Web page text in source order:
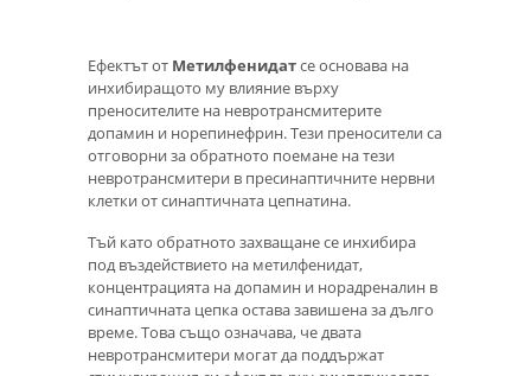
Ефектът от Метилфенидатсе основава на
инхибиращото му влияние върху
преносителите на невротрансмитерите
допамин и норепинефрин. Тези преносители са
отговорни за обратното поемане на тези
невротрансмитери в пресинаптичните нервни
клетки от синаптичната цепнатина.
Тъй като обратното захващане се инхибира
под въздействието на метилфенидат,
концентрацията на допамин и норадреналин в
синаптичната цепка остава завишена за дълго
време. Това също означава, че двата
невротрансмитери могат да поддържат